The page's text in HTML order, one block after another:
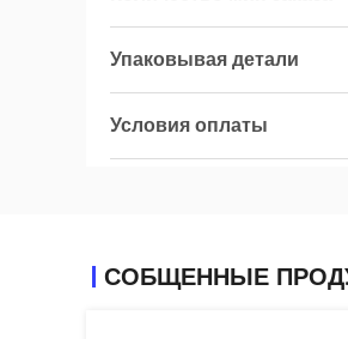
Упаковывая детали
Условия оплаты